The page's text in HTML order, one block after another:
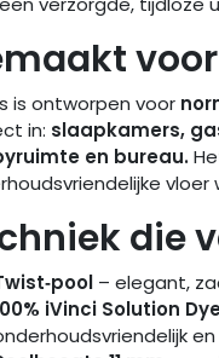
is ontworpen voor
in: slaapkamers,
en bureau.
vloer
die
– elegant,
iVinci Solution